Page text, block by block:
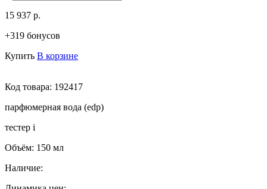
15 937 р.
+319 бонусов
Купить В корзине
Код товара: 192417
парфюмерная вода (edp)
тестер i
Объём: 150 мл
Наличие: